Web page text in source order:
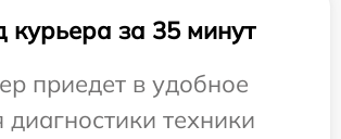
курьера за 35 минут
приедет в удобное
техники